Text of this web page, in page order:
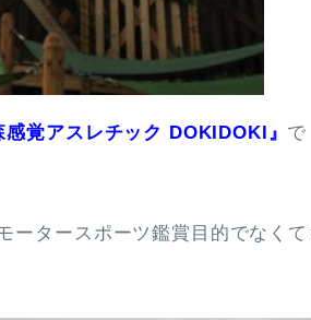
感覚アスレチック DOKIDOKI』 で
ータースポーツ鑑賞目的でなくて